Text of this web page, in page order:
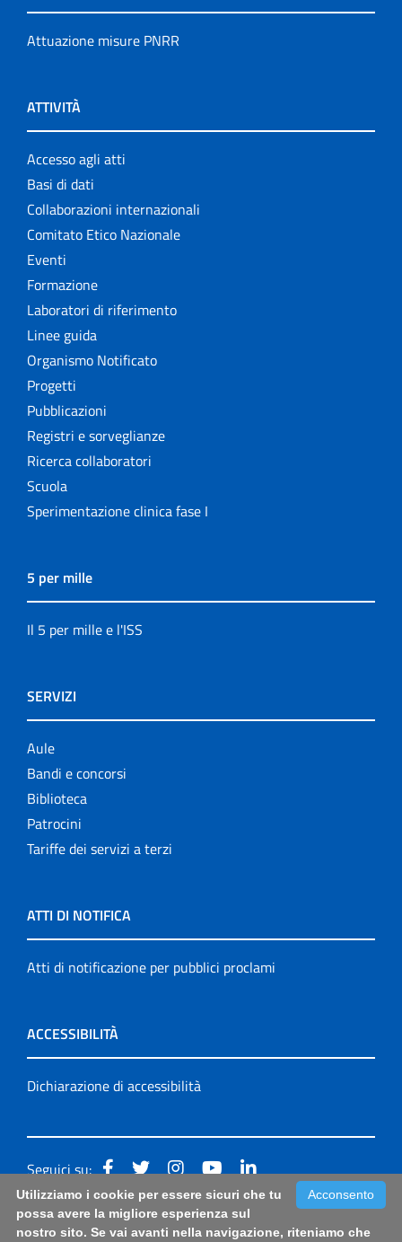
Attuazione misure PNRR
ATTIVITÀ
Accesso agli atti
Basi di dati
Collaborazioni internazionali
Comitato Etico Nazionale
Eventi
Formazione
Laboratori di riferimento
Linee guida
Organismo Notificato
Progetti
Pubblicazioni
Registri e sorveglianze
Ricerca collaboratori
Scuola
Sperimentazione clinica fase I
5 per mille
Il 5 per mille e l'ISS
SERVIZI
Aule
Bandi e concorsi
Biblioteca
Patrocini
Tariffe dei servizi a terzi
ATTI DI NOTIFICA
Atti di notificazione per pubblici proclami
ACCESSIBILITÀ
Dichiarazione di accessibilità
Seguici su:
Accessibilità: form di segnalazione di prima istanza per
questa pagina|Note Legali | Sitemap
Acconsento
Utilizziamo i cookie per essere sicuri che tu
possa avere la migliore esperienza sul
nostro sito. Se vai avanti nella navigazione, riteniamo che